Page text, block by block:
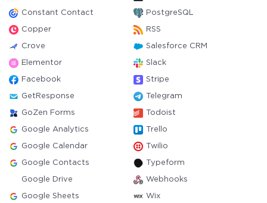
Constant Contact PostgreSQL
Copper RSS
Crove Salesforce CRM
Elementor Slack
Facebook Stripe
GetResponse Telegram
GoZen Forms Todoist
Google Analytics Trello
Google Calendar Twilio
Google Contacts Typeform
Google Drive Webhooks
Google Sheets Wix